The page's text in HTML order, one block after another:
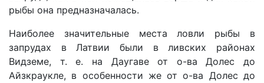
рыбы она предназначалась.
Наиболее значительные места ловли рыбы в
запрудах в Латвии были в ливских районах
Видземе, т. е. на Даугаве от о-ва Долес до
Айзкраукле, в особенности же от о-ва Долес до